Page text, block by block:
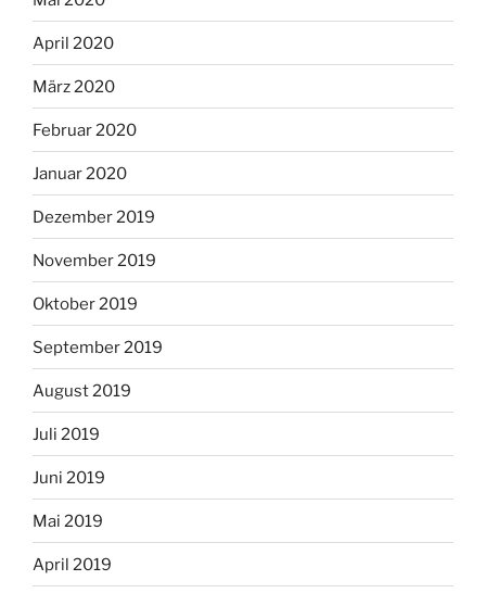
April 2020
März 2020
Februar 2020
Januar 2020
Dezember 2019
November 2019
Oktober 2019
September 2019
August 2019
Juli 2019
Juni 2019
Mai 2019
April 2019